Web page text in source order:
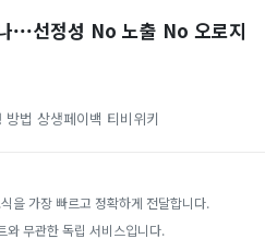
···선정성 No 노출 No 오로지
방법 상생페이백 티비위키
을 가장 빠르고 정확하게 전달합니다.
와 무관한 독립 서비스입니다.